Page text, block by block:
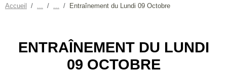
Accueil Entraînement du Lundi 09 Octobre
ENTRAÎNEMENT DU LUNDI
09 OCTOBRE